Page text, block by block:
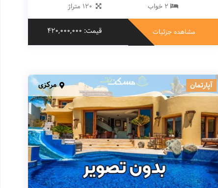
2 خواب 120 متراژ
مشاهده جزئیات قیمت: 420,000,000
آپارتمان مرکزی